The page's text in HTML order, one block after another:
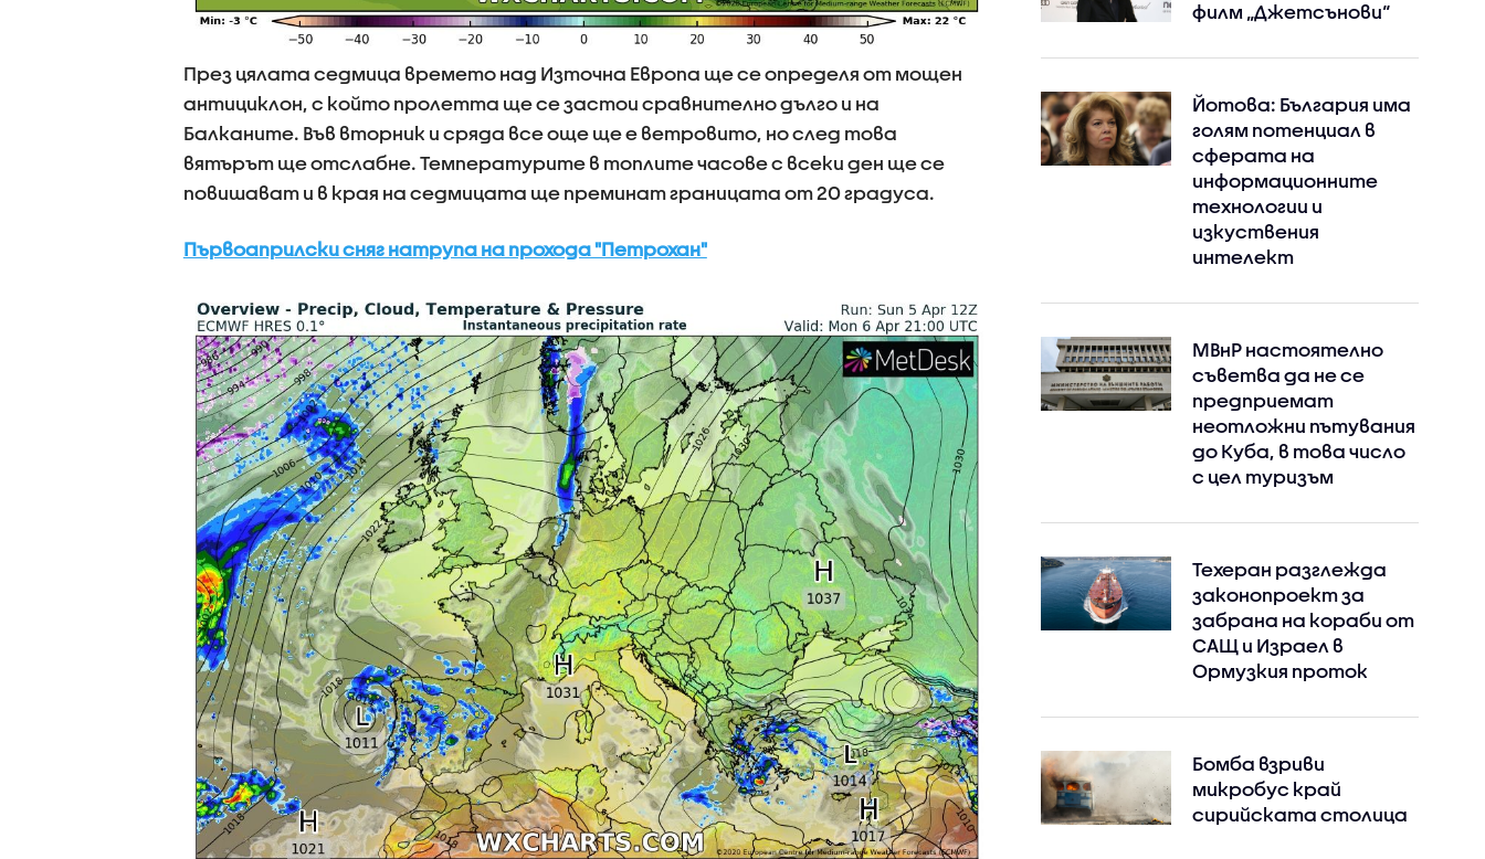
През цялата седмица времето над Източна Европа ще се определя от мощен
антициклон, с който пролетта ще се застои сравнително дълго и на
Балканите. Във вторник и сряда все още ще е ветровито, но след това
вятърът ще отслабне. Температурите в топлите часове с всеки ден ще се
повишават и в края на седмицата ще преминат границата от 20 градуса.
Първоаприлски сняг натрупа на прохода "Петрохан"
филм „Джетсънови“
Йотова: България има
голям потенциал в
сферата на
информационните
технологии и
изкуствения
интелект
МВнР настоятелно
съветва да не се
предприемат
неотложни пътувания
до Куба, в това число
с цел туризъм
Техеран разглежда
законопроект за
забрана на кораби от
САЩ и Израел в
Ормузкия проток
Бомба взриви
микробус край
сирийската столица